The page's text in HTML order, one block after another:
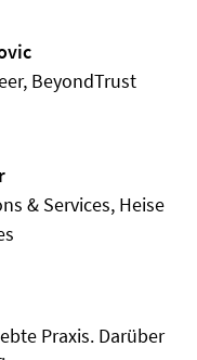
BeyondTrust
& Services, Heise
Praxis. Darüber